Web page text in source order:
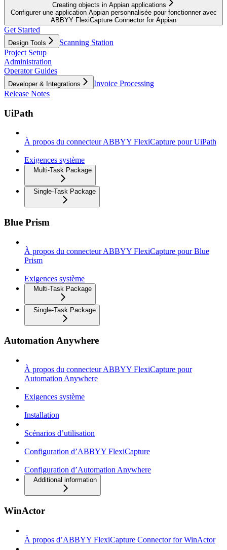
Creating objects in Appian applications
Configurer une application Appian personnalisée pour fonctionner avec
ABBYY FlexiCapture Connector for Appian
Get Started
Design Tools
Scanning Station
Project Setup
Administration
Operator Guides
Developer & Integrations
Invoice Processing
Release Notes
UiPath
À propos du connecteur ABBYY FlexiCapture pour UiPath
Exigences système
Multi-Task Package
Single-Task Package
Blue Prism
À propos du connecteur ABBYY FlexiCapture pour Blue
Prism
Exigences système
Multi-Task Package
Single-Task Package
Automation Anywhere
À propos du connecteur ABBYY FlexiCapture pour
Automation Anywhere
Exigences système
Installation
Scénarios d’utilisation
Configuration d’ABBYY FlexiCapture
Configuration d’Automation Anywhere
Additional information
WinActor
À propos d’ABBYY FlexiCapture Connector for WinActor